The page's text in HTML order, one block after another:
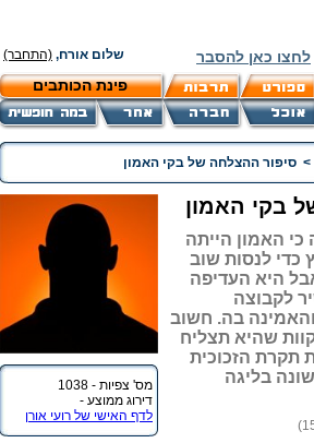
לחצו כאן להסבר שלום אורח, (התחבר)
פינת הכותבים
> סיפור ההצלחה של בקי האמון
מס' צפיות - 1038
דירוג ממוצע -
לדף האישי של רועי אורן
בקי האמון
כי האמון הייתה
כדי לנסות שוב
היא העדיפה
לקבוצה
בה. חשוב
שהיא תצליח
תקרת הזכוכית
בליגה